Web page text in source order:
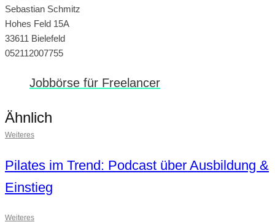
Sebastian Schmitz
Hohes Feld 15A
33611 Bielefeld
052112007755
Jobbörse für Freelancer
Ähnlich
Weiteres
Pilates im Trend: Podcast über Ausbildung &
Einstieg
Weiteres